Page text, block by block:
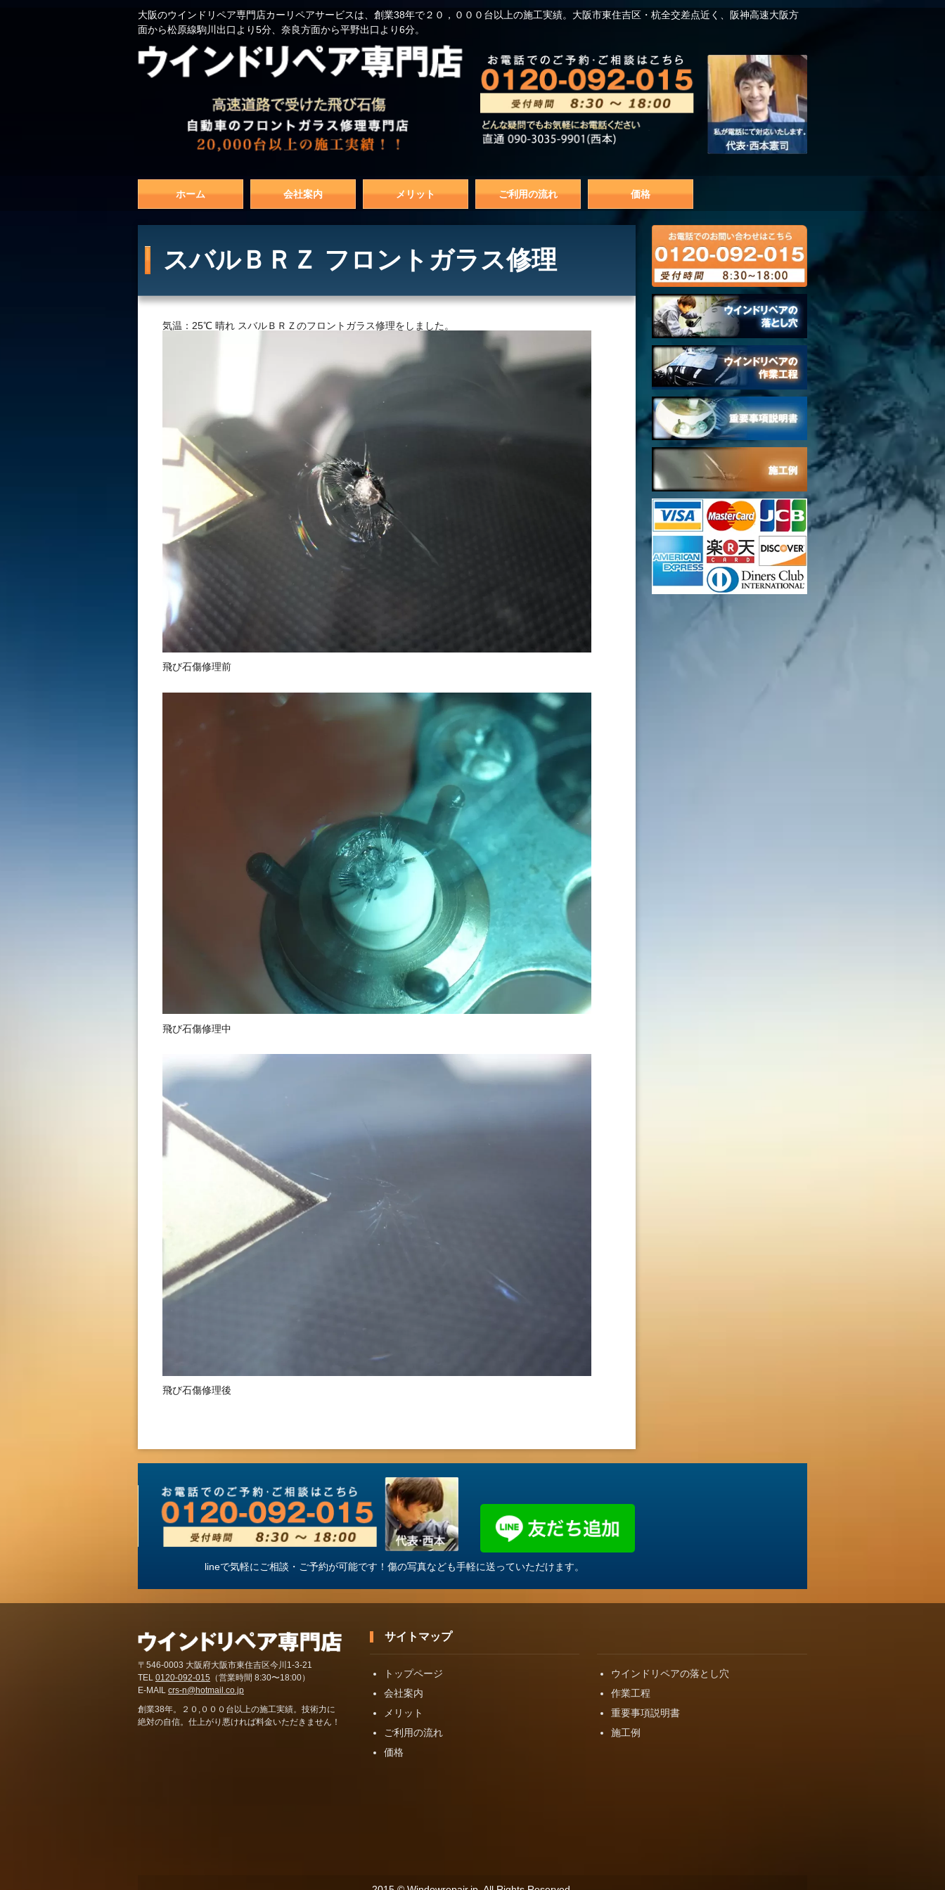
大阪のウインドリペア専門店カーリペアサービスは、創業38年で２０，０００台以上の施工実績。大阪市東住吉区・杭全交差点近く、阪神高速大阪方
面から松原線駒川出口より5分、奈良方面から平野出口より6分。
ホーム 会社案内 メリット ご利用の流れ 価格
スバルＢＲＺ フロントガラス修理
気温：25℃ 晴れ スバルＢＲＺのフロントガラス修理をしました。
飛び石傷修理前
飛び石傷修理中
飛び石傷修理後
lineで気軽にご相談・ご予約が可能です！傷の写真なども手軽に送っていただけます。
〒546-0003 大阪府大阪市東住吉区今川1-3-21
TEL 0120-092-015 （営業時間 8:30〜18:00）
E-MAIL crs-n@hotmail.co.jp
創業38年。２０,０００台以上の施工実績。技術力に
絶対の自信。仕上がり悪ければ料金いただきません！
サイトマップ
トップページ
会社案内
メリット
ご利用の流れ
価格
ウインドリペアの落とし穴
作業工程
重要事項説明書
施工例